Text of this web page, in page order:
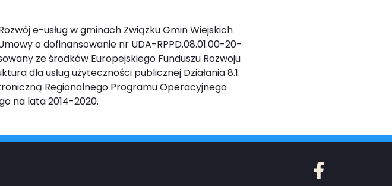
e-usług w gminach Związku Gmin Wiejskich
o dofinansowanie nr UDA-RPPD.08.01.00-20-
ze środków Europejskiego Funduszu Rozwoju
dla usług użyteczności publicznej Działania 8.1.
Regionalnego Programu Operacyjnego
na lata 2014-2020.